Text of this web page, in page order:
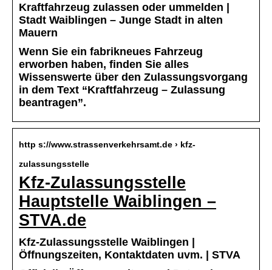
Kraftfahrzeug zulassen oder ummelden |
Stadt Waiblingen – Junge Stadt in alten
Mauern
Wenn Sie ein fabrikneues Fahrzeug
erworben haben, finden Sie alles
Wissenswerte über den Zulassungsvorgang
in dem Text “Kraftfahrzeug – Zulassung
beantragen”.
http s://www.strassenverkehrsamt.de › kfz-
zulassungsstelle
Kfz-Zulassungsstelle
Hauptstelle Waiblingen –
STVA.de
Kfz-Zulassungsstelle Waiblingen |
Öffnungszeiten, Kontaktdaten uvm. | STVA